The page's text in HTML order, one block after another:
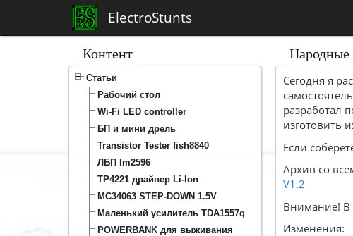
ElectroStunts
Контент
Статьи
Рабочий стол
Wi-Fi LED controller
БП и мини дрель
Transistor Tester fish8840
ЛБП lm2596
TP4221 драйвер Li-Ion
MC34063 STEP-DOWN 1.5V
Маленький усилитель TDA1557q
POWERBANK для выживания
Народные
Сегодня я
разработал
изготовить
Если
Архив со
V1.2
Внимание! В
Изменения: